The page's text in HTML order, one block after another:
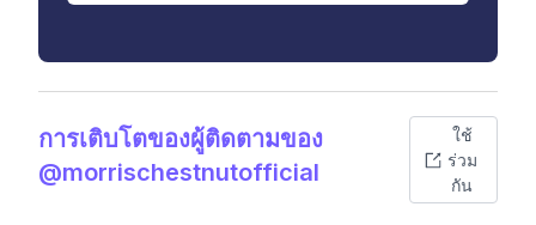
การเติบโตของผู้ติดตามของ
@morrischestnutofficial
ใช้
ร่วม
กัน